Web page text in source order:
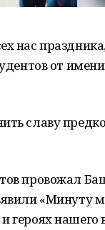
нас
от
славу
провожал
«Минуту
героях нашего